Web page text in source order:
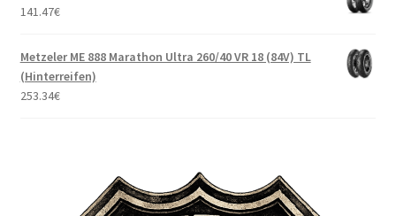
141.47€
Metzeler ME 888 Marathon Ultra 260/40 VR 18 (84V) TL
(Hinterreifen)
253.34€